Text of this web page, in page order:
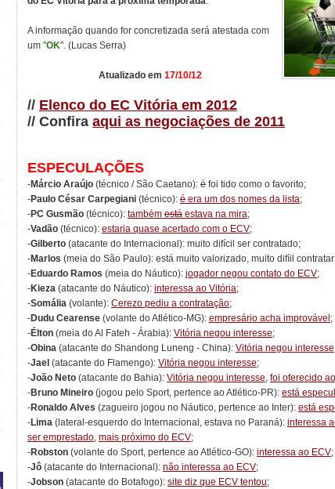
A informação quando for concretizada será atestada com
um "OK". (Lucas Serra)
Atualizado em 17/10/12
// Elenco do EC Vitória em 2012
// Confira aqui as negociações de 2011
ESPECULAÇÕES
-Márcio Araújo (técnico / São Caetano): é foi tido como o favorito;
-Paulo César Carpegiani (técnico): é era um dos nomes da lista;
-PC Gusmão (técnico): também está estava na mira;
-Vadão (técnico): estaria quase acertado com o ECV;
-Gilberto (atacante do Internacional): muito difícil ser contratado;
-Marlos (meia do São Paulo): está muito valorizado, muito difíil
-Eduardo Ramos (meia do Náutico): jogador negou contato do ECV;
-Kieza (atacante do Náutico): interessa ao Vitória;
-Somália (volante): Cerezo pediu a contratação;
-Dudu Cearense (volante do Atlético-MG): empresário acha improvável ;
-Élton (meia do Al Fateh - Árabia): Vitória negou interesse;
-Obina (atacante do Shandong Luneng - China): Vitória negou interesse
-Jael (atacante do Flamengo): Vitória negou interesse;
-João Neto (atacante do Bahia): Vitória negou interesse, foi oferecido
-Bruno Mineiro (jogou pelo Sport, pertence ao Atlético-PR): está
-Ronaldo Alves (zagueiro jogou no Náutico, pertence ao Inter): está
-Lima (lateral-esquerdo do Internacional, estava no Paraná): interessa
ser emprestado, mais próximo do ECV;
-Robston (volante do Sport, pertence ao Atlético-GO): interessa ao ECV;
-Jô (atacante do Internacional): não interessa ao ECV;
-Jobson (atacante do Botafogo): site diz que ECV tentou;